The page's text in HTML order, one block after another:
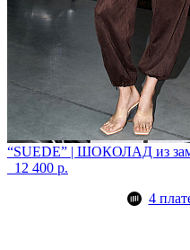
“SUEDE” | ШОКОЛАД из
12 400 р.
4